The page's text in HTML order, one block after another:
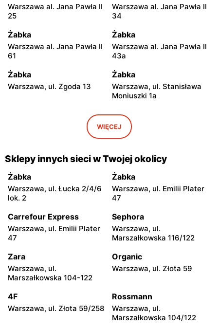
Warszawa al. Jana Pawła II
25
Warszawa al. Jana Pawła II
34
Żabka
Warszawa al. Jana Pawła II
61
Żabka
Warszawa al. Jana Pawła II
43a
Żabka
Warszawa, ul. Zgoda 13
Żabka
Warszawa, ul. Stanisława
Moniuszki 1a
Świętokrzyska 0 Stacja
Żabka
Warszawa, ul. Grzybowska
5
Żabka
Łódź, ul. Żurawia 14
Żabka
Warszawa, ul. Żurawia 18
Żabka Żabka
104
Żabka
2
Żabka
Żabka
Chałubińskiego 8
Żabka
Żabka Żabka
WIĘCEJ
Sklepy innych sieci w Twojej okolicy
Żabka
Warszawa, ul. Łucka 2/4/6
lok. 2
Żabka
Warszawa, ul. Emilii Plater
47
Carrefour Express
Warszawa, ul. Emilii Plater
47
Sephora
Warszawa, ul.
Marszałkowska 116/122
Zara
Warszawa, ul.
Marszałkowska 104-122
Organic
Warszawa, ul. Złota 59
4F
Warszawa, ul. Złota 59/258
Rossmann
Warszawa, ul.
Marszałkowska 104/122